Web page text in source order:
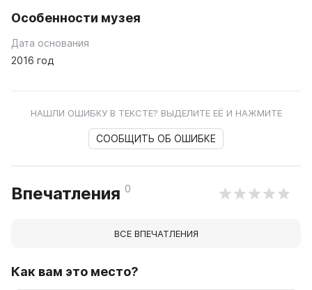
Особенности музея
Дата основания
2016 год
НАШЛИ ОШИБКУ В ТЕКСТЕ? ВЫДЕЛИТЕ ЕЁ И НАЖМИТЕ
СООБЩИТЬ ОБ ОШИБКЕ
Впечатления 0
ВСЕ ВПЕЧАТЛЕНИЯ
Как вам это место?